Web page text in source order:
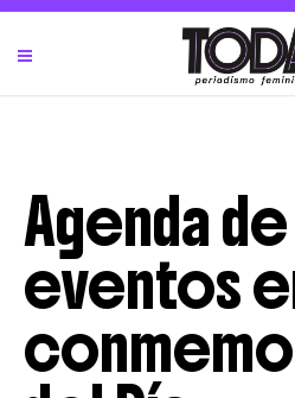
Agenda de
eventos